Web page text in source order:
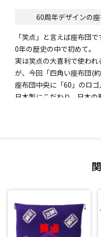
60周年デザインの
「笑点」と言えば座布団
0年の歴史の中で初めて。
実は笑点の大喜利で使わ
が、今回「四角い座布団(
座布団中央に「60」のロゴ
日本製にこだわり、日本